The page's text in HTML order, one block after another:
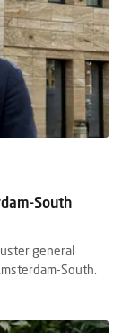
South
general
South.